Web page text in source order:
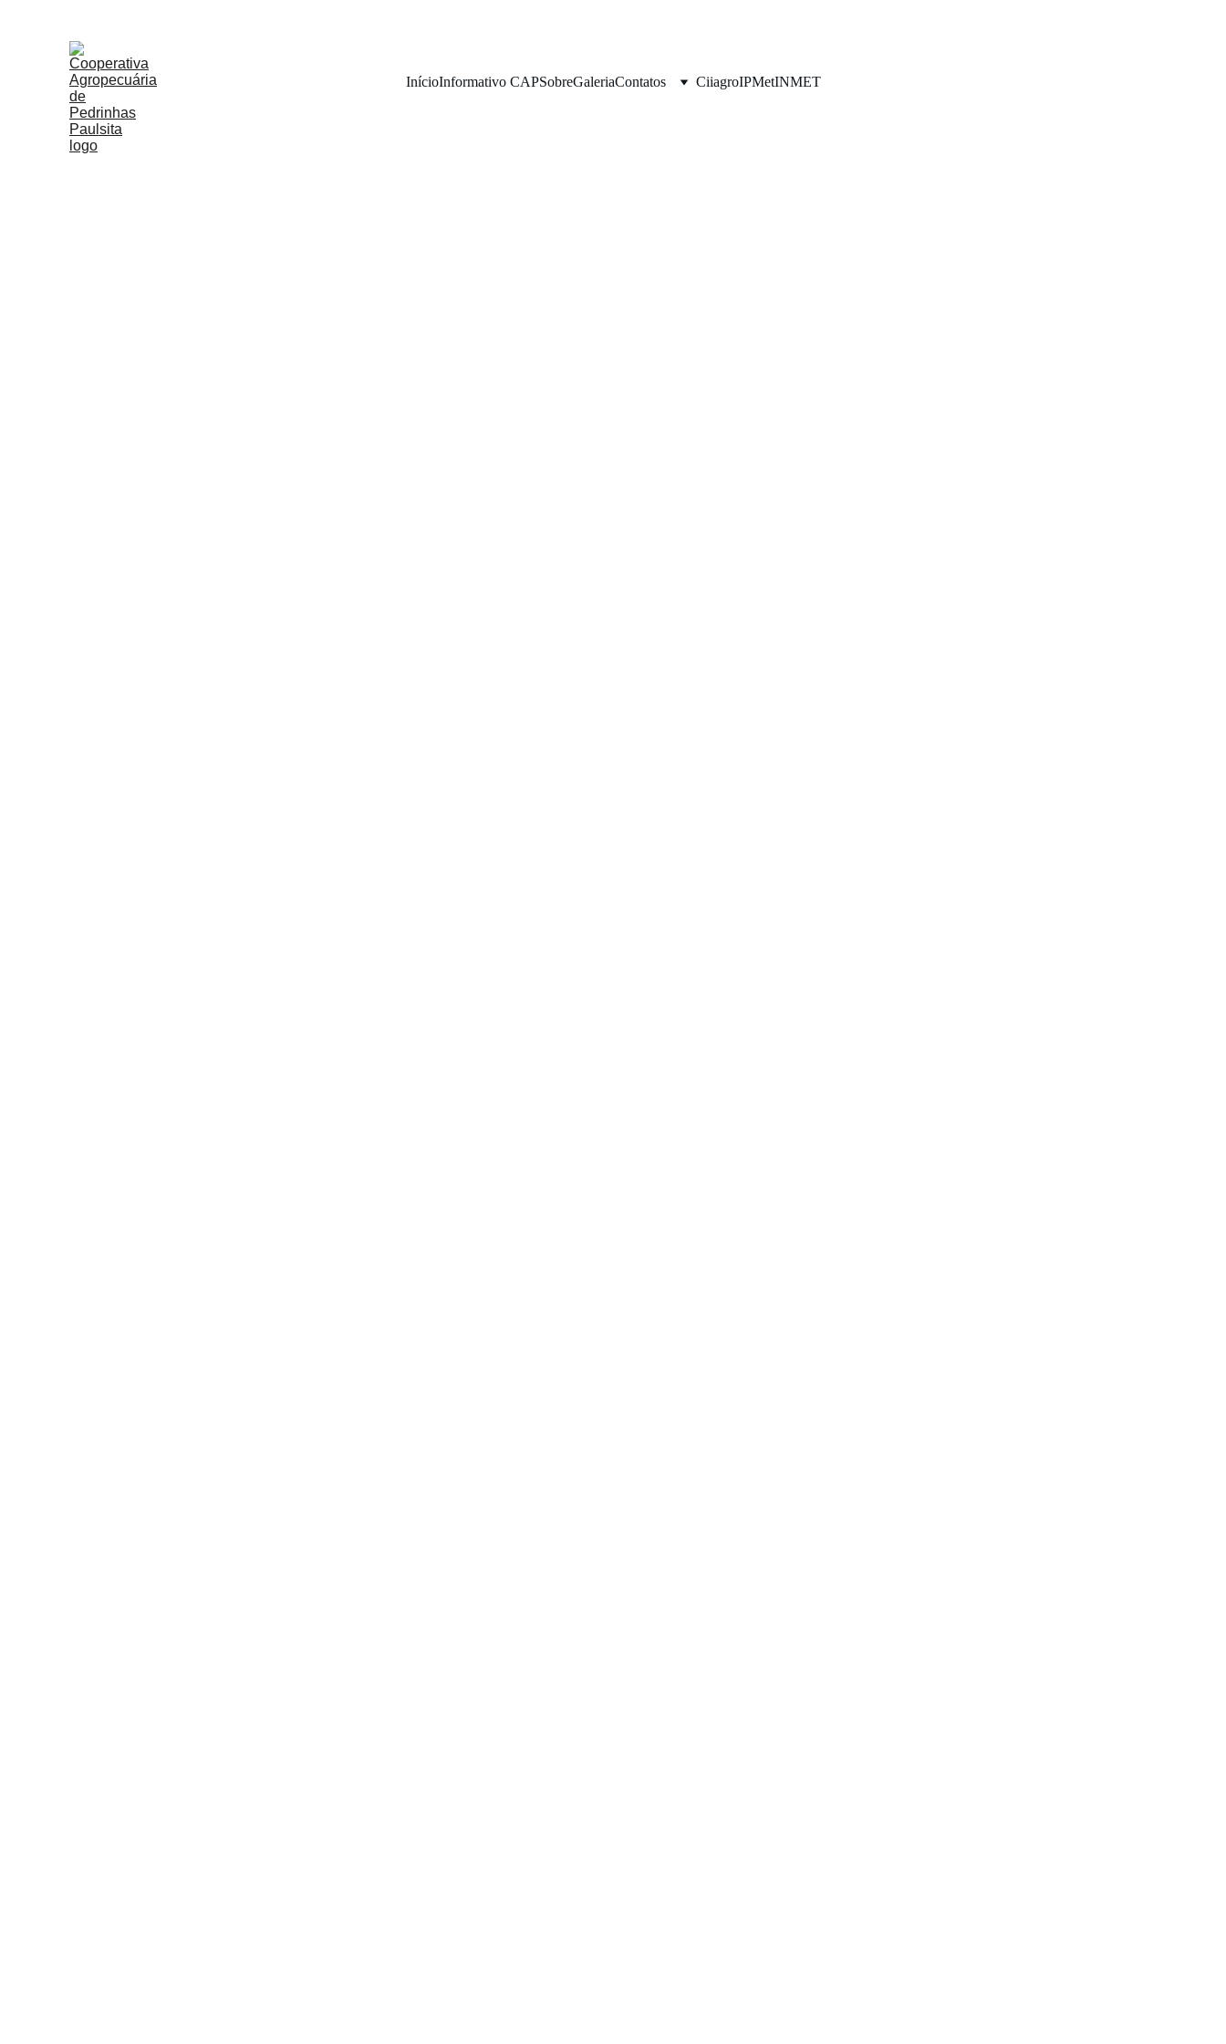
InícioInformativo CAPSobreGaleriaContatos CiiagroIPMetINMET